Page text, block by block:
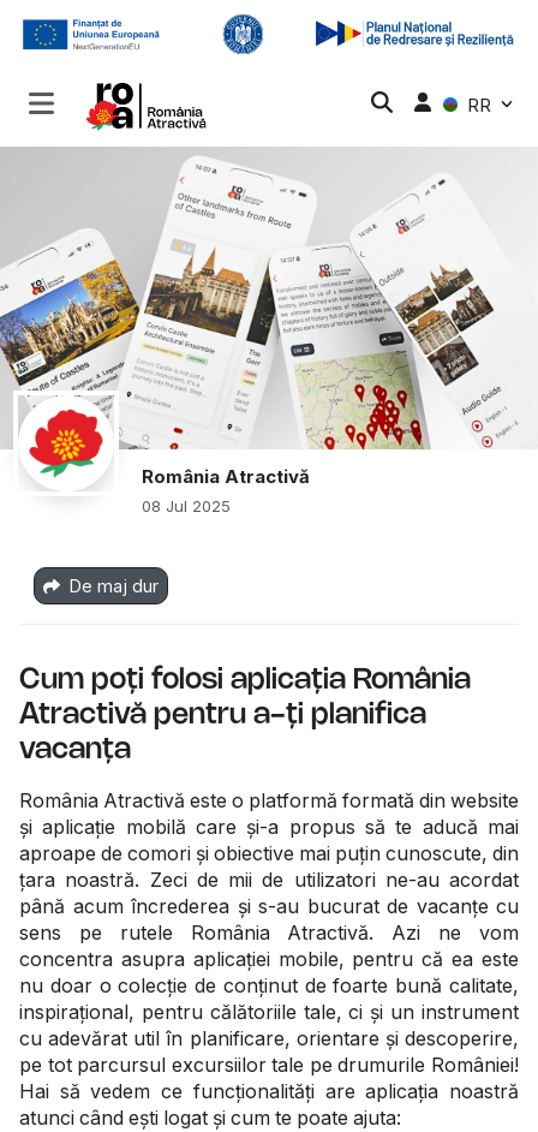
RR
România Atractivă
08 Jul 2025
De maj dur
Cum poți folosi aplicația România
Atractivă pentru a-ți planifica
vacanța
România Atractivă este o platformă formată din website
și aplicație mobilă care și-a propus să te aducă mai
aproape de comori și obiective mai puțin cunoscute, din
țara noastră. Zeci de mii de utilizatori ne-au acordat
până acum încrederea și s-au bucurat de vacanțe cu
sens pe rutele România Atractivă. Azi ne vom
concentra asupra aplicației mobile, pentru că ea este
nu doar o colecție de conținut de foarte bună calitate,
inspirațional, pentru călătoriile tale, ci și un instrument
cu adevărat util în planificare, orientare și descoperire,
pe tot parcursul excursiilor tale pe drumurile României!
Hai să vedem ce funcționalități are aplicația noastră
atunci când ești logat și cum te poate ajuta: